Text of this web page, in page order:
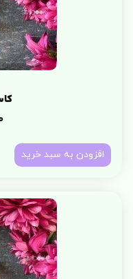
افزودن به سبد خرید